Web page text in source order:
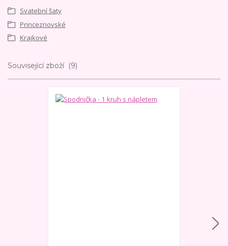
Svatební šaty
Princeznovské
Krajkové
Související zboží 9